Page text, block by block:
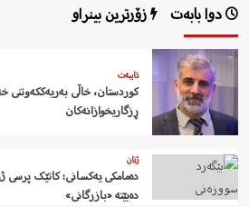
دوا بابەت زۆرترین بینراو
تایبەت
کوردستان، خاڵی بەریەککەوتنی
ڕزگاریخوازانەکان
ژنان
دەمامکی یەکسانی: کاتێک پرسی
دەبێتە «بازرگانی»